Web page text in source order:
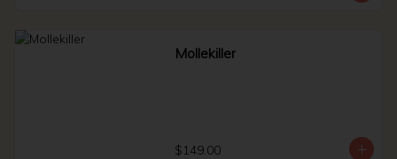
Mollekiller
$149.00